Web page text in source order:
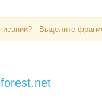
- Выделите